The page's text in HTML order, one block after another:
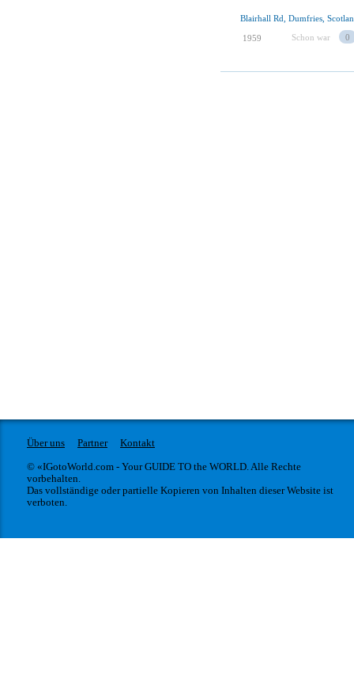
Blairhall Rd, Dumfries,
1959 Schon war 0
Über uns Partner
Kontakt
© «IGotoWorld.com - Your GUIDE TO the WORLD. Alle Rechte
vorbehalten.
Das vollständige oder partielle Kopieren von Inhalten dieser Website ist
verboten.